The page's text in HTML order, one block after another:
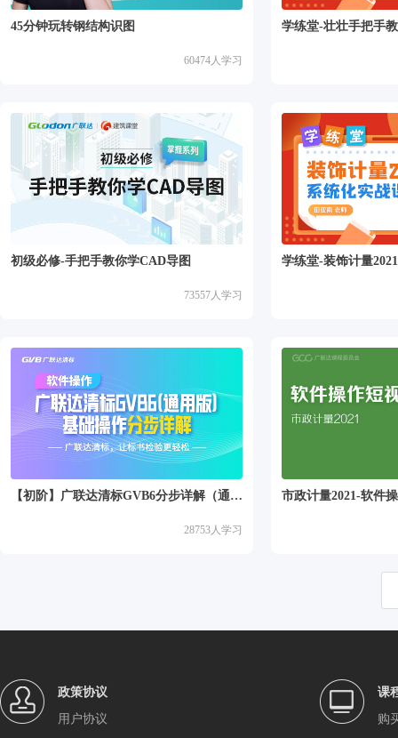
45分钟玩转钢结构识图
60474人学习
学练堂-壮壮手把手
初级必修-手把手教你学CAD导图
73557人学习
学练堂-装饰计量
【初阶】广联达清标GVB6分步详解（通用版）
28753人学习
市政计量2021-软件
政策协议
用户协议
课
购